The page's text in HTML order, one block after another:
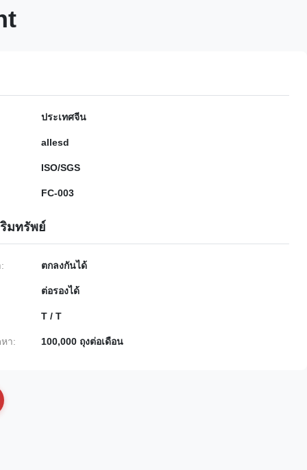
ประเทศจีน
allesd
ISO/SGS
FC-003
มทรัพย์
ตกลงกันได้
ต่อรองได้
T / T
า: 100,000 ถุงต่อเดือน